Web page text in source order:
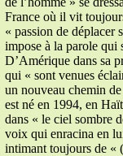
France où il vit
« passion de déplacer
impose à la parole qui
D’Amérique dans sa
qui « sont venues
un nouveau chemin
est né en 1994, en
dans « le ciel sombre
voix qui enracina en
intimant toujours de «